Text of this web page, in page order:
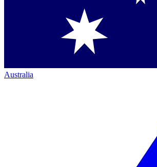
Australia